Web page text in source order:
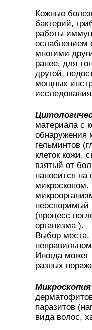
Кожные
бактерий,
работы
ослаблением
многими
ранее, для
другой,
мощных
материала с
обнаружения
гельминтов
клеток кожи,
взятый от
наносится на
неоспоримый
(процесс
организма ).
Выбор места,
Иногда может
разных
паразитов
вида волос,